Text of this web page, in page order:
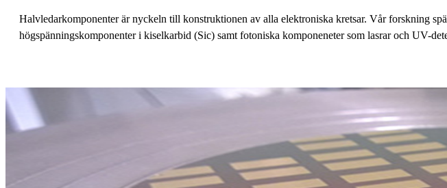
Halvledarkomponenter är nyckeln till konstruktionen av alla elektroniska kretsar. Vår forskning
högspänningskomponenter i kiselkarbid (Sic) samt fotoniska komponeneter som lasrar och UV-